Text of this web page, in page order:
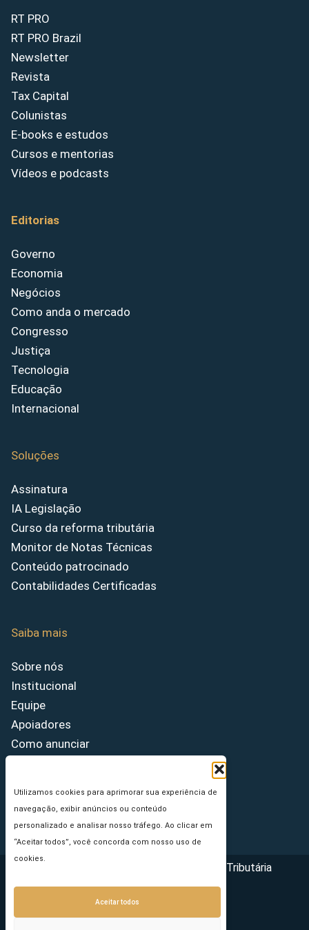
Utilizamos cookies para aprimorar sua experiência de
navegação, exibir anúncios ou conteúdo
personalizado e analisar nosso tráfego. Ao clicar em
“Aceitar todos”, você concorda com nosso uso de
cookies.
Aceitar todos
RT PRO
RT PRO Brazil
Newsletter
Revista
Tax Capital
Colunistas
E-books e estudos
Cursos e mentorias
Vídeos e podcasts
Editorias
Governo
Economia
Negócios
Como anda o mercado
Congresso
Justiça
Tecnologia
Educação
Internacional
Soluções
Assinatura
IA Legislação
Curso da reforma tributária
Monitor de Notas Técnicas
Conteúdo patrocinado
Contabilidades Certificadas
Saiba mais
Sobre nós
Institucional
Equipe
Apoiadores
Como anunciar
Princípios Editoriais
Copyright © 2026 - Portal da Reforma Tributária